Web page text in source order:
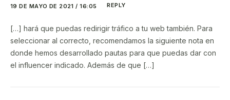
19 DE MAYO DE 2021 / 16:05 REPLY
[…] hará que puedas redirigir tráfico a tu web también. Para
seleccionar al correcto, recomendamos la siguiente nota en
donde hemos desarrollado pautas para que puedas dar con
el influencer indicado. Además de que […]